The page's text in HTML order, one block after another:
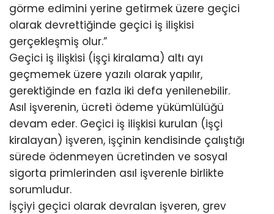
görme edimini yerine getirmek üzere geçici
olarak devrettiğinde geçici iş ilişkisi
gerçekleşmiş olur.”
Geçici iş ilişkisi (işçi kiralama) altı ayı
geçmemek üzere yazılı olarak yapılır,
gerektiğinde en fazla iki defa yenilenebilir.
Asıl işverenin, ücreti ödeme yükümlülüğü
devam eder. Geçici iş ilişkisi kurulan (işçi
kiralayan) işveren, işçinin kendisinde çalıştığı
sürede ödenmeyen ücretinden ve sosyal
sigorta primlerinden asıl işverenle birlikte
sorumludur.
İşçiyi geçici olarak devralan işveren, grev